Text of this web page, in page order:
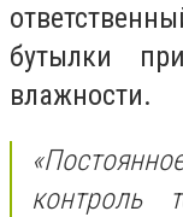
бутылки
влажности.
контроль